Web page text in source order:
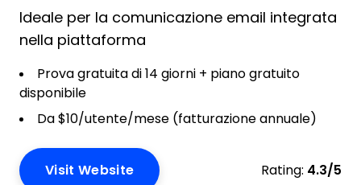
Ideale per la comunicazione email integrata
nella piattaforma
Prova gratuita di 14 giorni + piano gratuito
disponibile
Da $10/utente/mese (fatturazione annuale)
Visit Website Rating: 4.3/5